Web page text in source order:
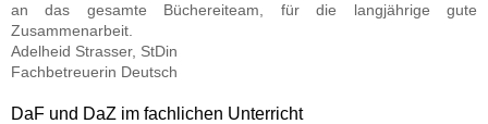
an das gesamte Büchereiteam, für die langjährige gute
Zusammenarbeit.
Adelheid Strasser, StDin
Fachbetreuerin Deutsch
DaF und DaZ im fachlichen Unterricht